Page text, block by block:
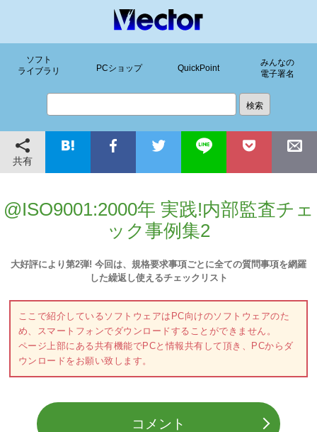
ソフト
ライブラリ
PCショップ QuickPoint
みんなの
電子署名
共有
@ISO9001:2000年 実践!内部監査チェ
ック事例集2
大好評により第2弾! 今回は、規格要求事項ごとに全ての質問事項を網羅
した繰返し使えるチェックリスト
ここで紹介しているソフトウェアはPC向けのソフトウェアのた
め、スマートフォンでダウンロードすることができません。
ページ上部にある共有機能でPCと情報共有して頂き、PCからダ
ウンロードをお願い致します。
コメント